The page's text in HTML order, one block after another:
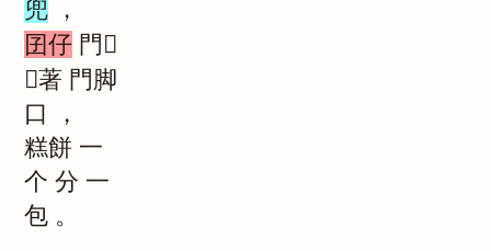
兜
，
囝仔 門
｜著 門脚
口
，
糕餅 一
个 分 一
包 。